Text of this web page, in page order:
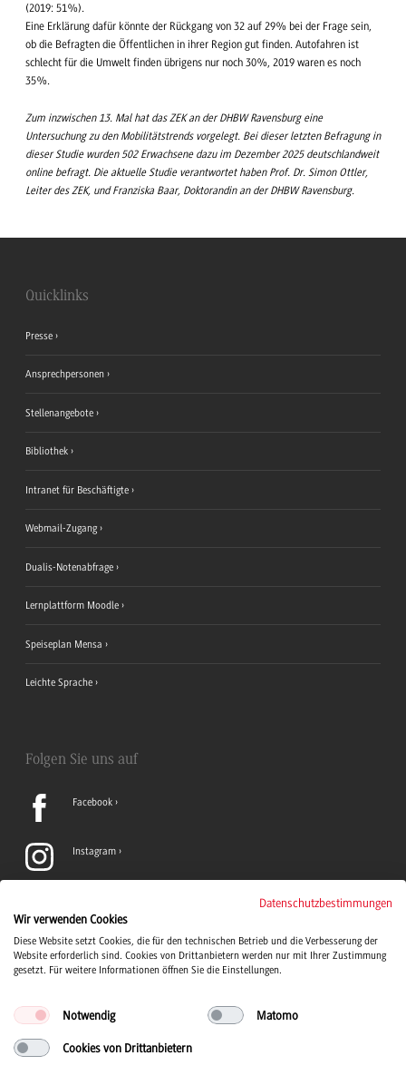
(2019: 51%).
Eine Erklärung dafür könnte der Rückgang von 32 auf 29% bei der Frage sein,
ob die Befragten die Öffentlichen in ihrer Region gut finden. Autofahren ist
schlecht für die Umwelt finden übrigens nur noch 30%, 2019 waren es noch
35%.
Zum inzwischen 13. Mal hat das ZEK an der DHBW Ravensburg eine
Untersuchung zu den Mobilitätstrends vorgelegt. Bei dieser letzten Befragung in
dieser Studie wurden 502 Erwachsene dazu im Dezember 2025 deutschlandweit
online befragt. Die aktuelle Studie verantwortet haben Prof. Dr. Simon Ottler,
Leiter des ZEK, und Franziska Baar, Doktorandin an der DHBW Ravensburg.
Quicklinks
Presse
Ansprechpersonen
Stellenangebote
Bibliothek
Intranet für Beschäftigte
Webmail-Zugang
Dualis-Notenabfrage
Lernplattform Moodle
Speiseplan Mensa
Leichte Sprache
Folgen Sie uns auf
Facebook
Instagram
TikTok
Datenschutzbestimmungen
Wir verwenden Cookies
Diese Website setzt Cookies, die für den technischen Betrieb und die Verbesserung der
Website erforderlich sind. Cookies von Drittanbietern werden nur mit Ihrer Zustimmung
gesetzt. Für weitere Informationen öffnen Sie die Einstellungen.
Notwendig Matomo
Cookies von Drittanbietern